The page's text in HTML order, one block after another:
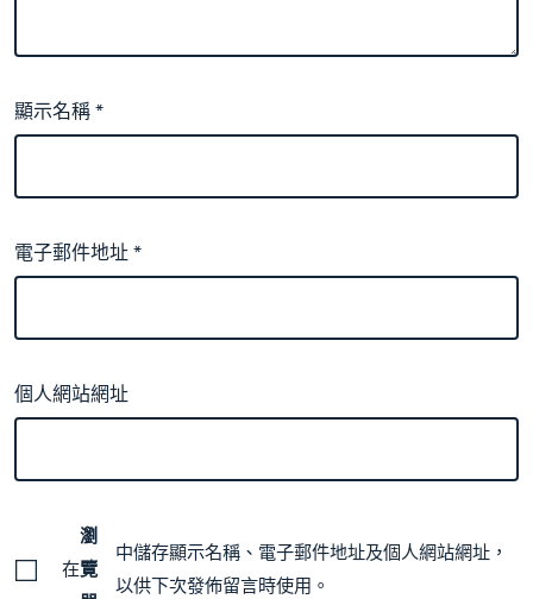
顯示名稱*
電子郵件地址*
個人網站網址
在
瀏
覽
中儲存顯示名稱、電子郵件地址及個人網站網址，
以供下次發佈留言時使用。